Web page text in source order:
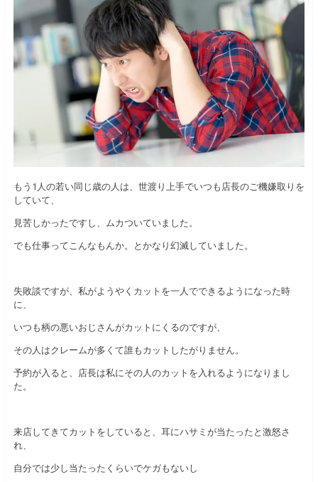
もう1人の若い同じ歳の人は、世渡り上手でいつも店長のご機嫌取りを
していて、
見苦しかったですし、ムカついていました。
でも仕事ってこんなもんか。とかなり幻滅していました。
失敗談ですが、私がようやくカットを一人でできるようになった時
に、
いつも柄の悪いおじさんがカットにくるのですが、
その人はクレームが多くて誰もカットしたがりません。
予約が入ると、店長は私にその人のカットを入れるようになりまし
た。
来店してきてカットをしていると、耳にハサミが当たったと激怒さ
れ、
自分では少し当たったくらいでケガもないし